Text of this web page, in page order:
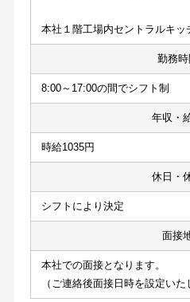
本社１階工場内セントラルキッ
勤務時
8:00～17:00の間でシフト制
年収・
時給1035円
休日・
シフトにより決定
面接
本社での面接となります。
（ご連絡後面接日時を設定いた